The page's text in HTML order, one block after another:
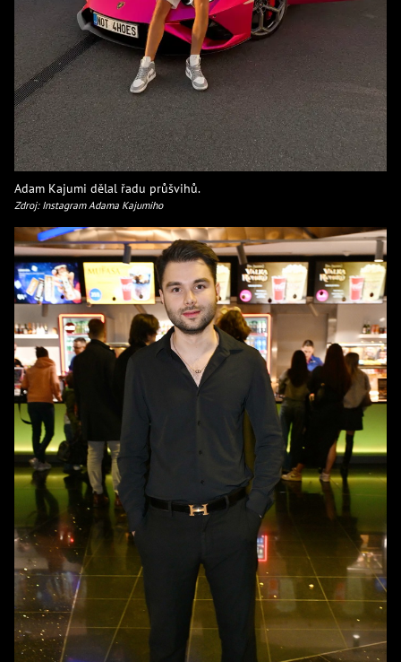
Adam Kajumi dělal řadu průšvihů.
Zdroj: Instagram Adama Kajumiho